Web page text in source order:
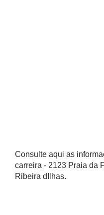
Consulte aqui as
carreira - 2123 Praia da
Ribeira dIlhas.